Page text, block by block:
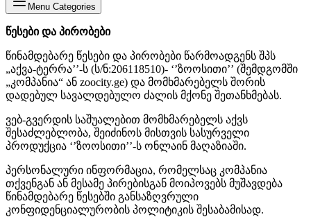
Menu Categories
წესები და პირობები
წინამდებარე წესები და პირობები წარმოადგენს შპს
„აქვა-ტერრა’’-ს (ს/ნ:206118510)- ‘’ზოოსითი’’ (შემდგომში
„კომპანია“ ან zoocity.ge) და მომხმარებელს შორის
დადებულ სავალდებულო ძალის მქონე შეთანხმებას.
ვებ-გვერდის საშუალებით მომხმარებელს აქვს
შესაძლებლობა, შეიძინოს მისთვის სასურველი
პროდუქცია ‘’ზოოსითი’’-ს ონლაინ მაღაზიაში.
პერსონალური ინფორმაცია, რომელსაც კომპანია
თქვენგან ან მესამე პირებისგან მოიპოვებს მუშავდება
წინამდებარე წესებში განსაზღვრული
კონფიდენციალურობის პოლიტიკის შესაბამისად.